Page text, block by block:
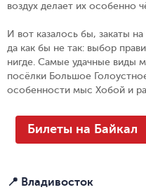
воздух делает их особенно
И вот казалось бы, закаты
да как бы не так: выбор
нигде. Самые удачные виды
посёлки Большое
особенности мыс Хобой и
Билеты на Байкал
📍 Владивосток